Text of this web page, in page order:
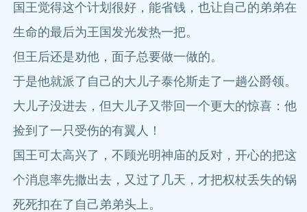
国王觉得这个计划很好，能省钱，也让自己的弟弟在
生命的最后为王国发光发热一把。
但王后还是劝他，面子总要做一做的。
于是他就派了自己的大儿子泰伦斯走了一趟公爵领。
大儿子没进去，但大儿子又带回一个更大的惊喜：他
捡到了一只受伤的有翼人！
国王可太高兴了，不顾光明神庙的反对，开心的把这
个消息率先撒出去，又过了几天，才把权杖丢失的锅
死死扣在了自己弟弟头上。